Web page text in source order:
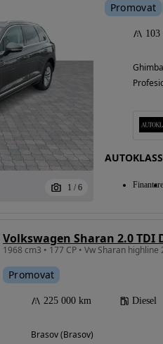
1 / 6
Promovat
103
Finantare
Volkswagen Sharan 2.0 TDI
1968 cm3 • 177 CP • Vw Sharan
Promovat
225 000 km Diesel
Brasov (Brasov)